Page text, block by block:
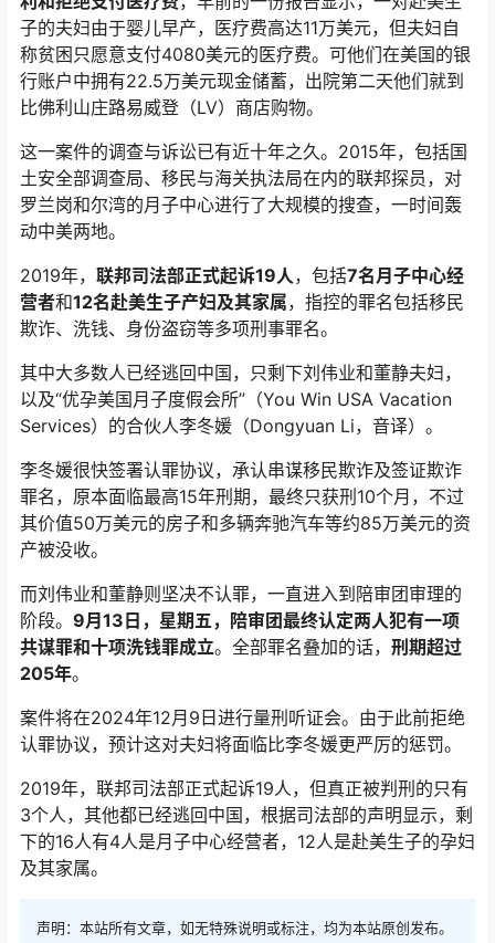
子的夫妇由于婴儿早产，医疗费高达11万美元，但夫妇自
称贫困只愿意支付4080美元的医疗费。可他们在美国的银
行账户中拥有22.5万美元现金储蓄，出院第二天他们就到
比佛利山庄路易威登（LV）商店购物。
这一案件的调查与诉讼已有近十年之久。2015年，包括国
土安全部调查局、移民与海关执法局在内的联邦探员，对
罗兰岗和尔湾的月子中心进行了大规模的搜查，一时间轰
动中美两地。
2019年， 联邦司法部正式起诉19人，包括7名月子中心经
营者和12名赴美生子产妇及其家属，指控的罪名包括移民
欺诈、洗钱、身份盗窃等多项刑事罪名。
其中大多数人已经逃回中国，只剩下刘伟业和董静夫妇，
以及“优孕美国月子度假会所”（You Win USA Vacation
Services）的合伙人李冬媛（Dongyuan Li，音译）。
李冬媛很快签署认罪协议，承认串谋移民欺诈及签证欺诈
罪名，原本面临最高15年刑期，最终只获刑10个月，不过
其价值50万美元的房子和多辆奔驰汽车等约85万美元的资
产被没收。
而刘伟业和董静则坚决不认罪，一直进入到陪审团审理的
阶段。 9月13日，星期五，陪审团最终认定两人犯有一项
共谋罪和十项洗钱罪成立。全部罪名叠加的话， 刑期超过
205年。
案件将在2024年12月9日进行量刑听证会。由于此前拒绝
认罪协议，预计这对夫妇将面临比李冬媛更严厉的惩罚。
2019年，联邦司法部正式起诉19人，但真正被判刑的只有
3个人，其他都已经逃回中国，根据司法部的声明显示，剩
下的16人有4人是月子中心经营者，12人是赴美生子的孕妇
及其家属。
声明：本站所有文章，如无特殊说明或标注，均为本站原创发布。